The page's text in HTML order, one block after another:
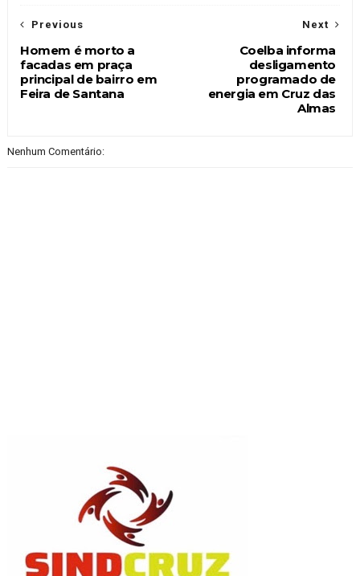
Next
Coelba informa
desligamento
programado de
energia em Cruz das
Almas
Previous
Homem é morto a
facadas em praça
principal de bairro em
Feira de Santana
Nenhum Comentário: